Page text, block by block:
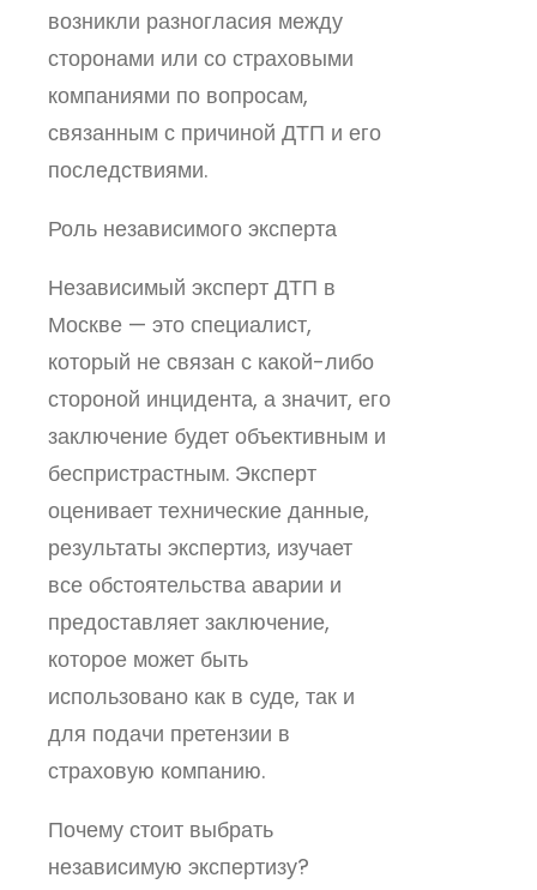
возникли разногласия между
сторонами или со страховыми
компаниями по вопросам,
связанным с причиной ДТП и его
последствиями.
Роль независимого эксперта
Независимый эксперт ДТП в
Москве — это специалист,
который не связан с какой-либо
стороной инцидента, а значит, его
заключение будет объективным и
беспристрастным. Эксперт
оценивает технические данные,
результаты экспертиз, изучает
все обстоятельства аварии и
предоставляет заключение,
которое может быть
использовано как в суде, так и
для подачи претензии в
страховую компанию.
Почему стоит выбрать
независимую экспертизу?